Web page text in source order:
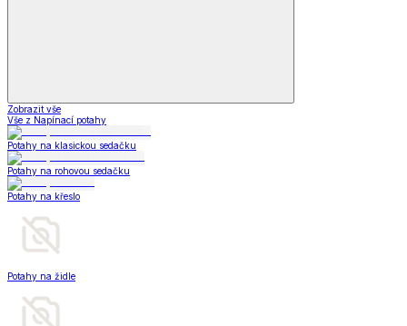
Zobrazit vše
Vše z Napínací potahy
Potahy na klasickou sedačku
Potahy na rohovou sedačku
Potahy na křeslo
Potahy na židle